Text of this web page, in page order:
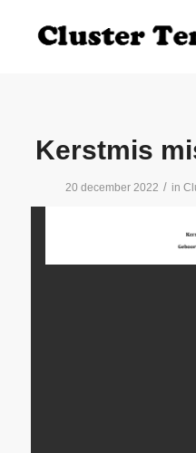
Kerstmis
20 december 2022 / in